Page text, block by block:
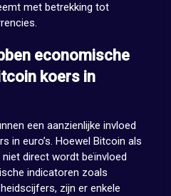
met betrekking tot
economische
koers in
een aanzienlijke invloed
in euro’s. Hoewel Bitcoin als
direct wordt beïnvloed
indicatoren zoals
zijn er enkele